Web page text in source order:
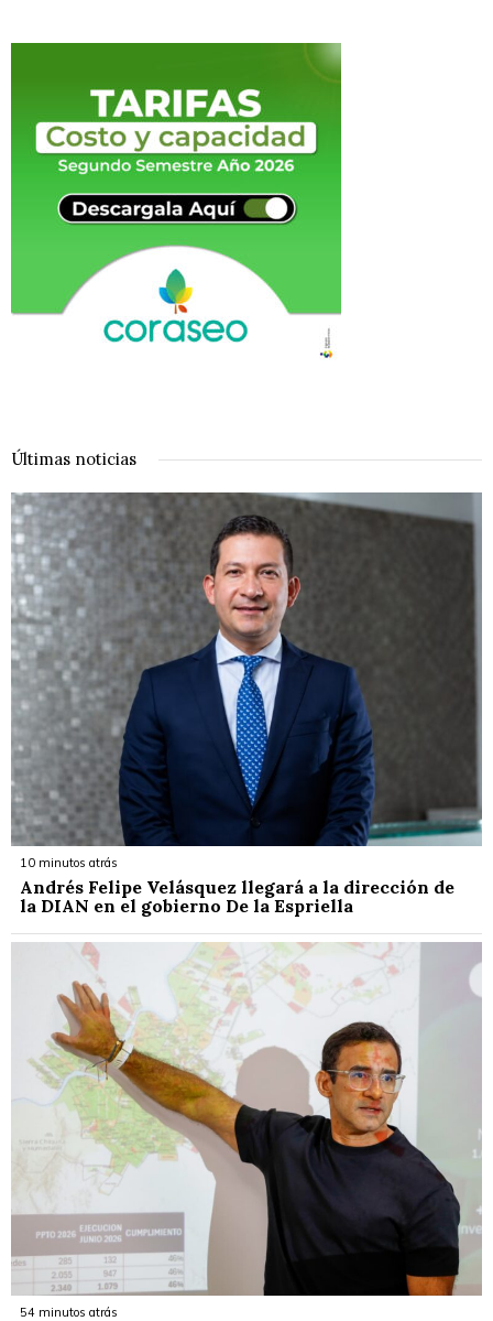
Últimas noticias
10 minutos atrás
Andrés Felipe Velásquez llegará a la dirección de
la DIAN en el gobierno De la Espriella
54 minutos atrás